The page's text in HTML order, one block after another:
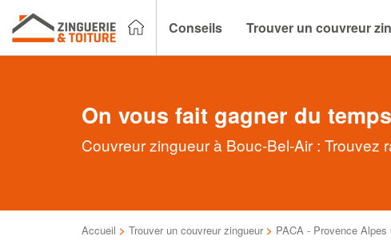
Conseils Trouver un couvreur
On vous fait gagner du
Couvreur zingueur à Bouc-Bel-Air :
Accueil > Trouver un couvreur zingueur > PACA - Provence Alpes